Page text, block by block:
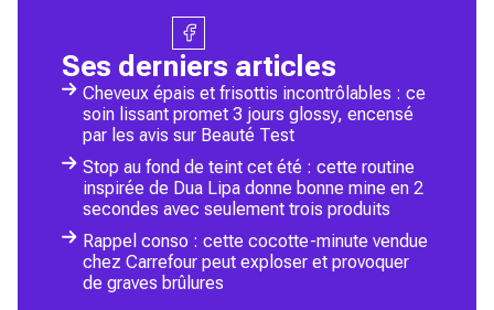
Ses derniers articles
Cheveux épais et frisottis incontrôlables : ce
soin lissant promet 3 jours glossy, encensé
par les avis sur Beauté Test
Stop au fond de teint cet été : cette routine
inspirée de Dua Lipa donne bonne mine en 2
secondes avec seulement trois produits
Rappel conso : cette cocotte-minute vendue
chez Carrefour peut exploser et provoquer
de graves brûlures